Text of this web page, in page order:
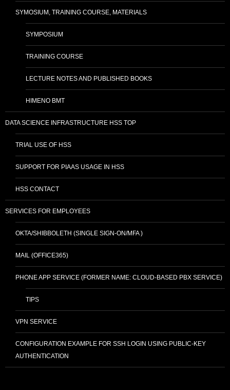
SYMOSIUM, TRAINING COURSE, MATERIALS
SYMPOSIUM
TRAINING COURSE
LECTURE NOTES AND PUBLISHED BOOKS
HIMENO BMT
DATA SCIENCE INFRASTRUCTURE HSS TOP
TRIAL USE OF HSS
SUPPORT FOR PIAAS USAGE IN HSS
HSS CONTACT
SERVICES FOR EMPLOYEES
OKTA/SHIBBOLETH (SINGLE SIGN-ON/MFA )
MAIL (OFFICE365)
PHONE APP SERVICE (FORMER NAME: CLOUD-BASED PBX SERVICE)
TIPS
VPN SERVICE
CONFIGURATION EXAMPLE FOR SSH LOGIN USING PUBLIC-KEY
AUTHENTICATION